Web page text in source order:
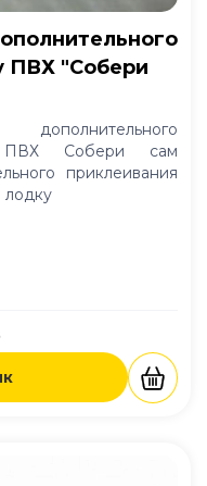
ПВХ "Собери
ПВХ Собери сам
приклеивания
лодку